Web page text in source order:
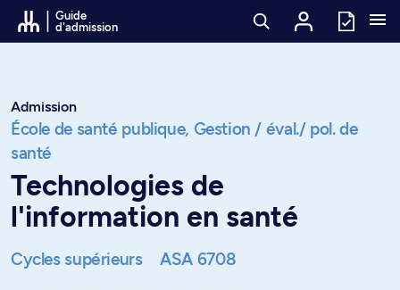
Passer au contenu
Guide
d'admission
Admission
École de santé publique, Gestion / éval./ pol. de
santé
Technologies de
l'information en santé
Cycles supérieurs ASA 6708